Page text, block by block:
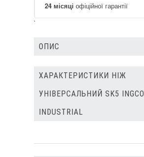
24 місяці офіційної гарантії
`
ОПИС
ХАРАКТЕРИСТИКИ НІЖ
УНІВЕРСАЛЬНИЙ SK5 INGCO
INDUSTRIAL